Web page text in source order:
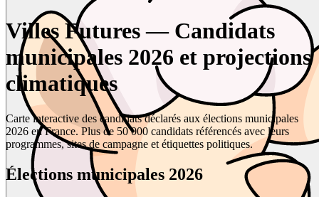
Villes Futures — Candidats
municipales 2026 et projections
climatiques
Carte interactive des candidats déclarés aux élections municipales
2026 en France. Plus de 50 000 candidats référencés avec leurs
programmes, sites de campagne et étiquettes politiques.
Élections municipales 2026